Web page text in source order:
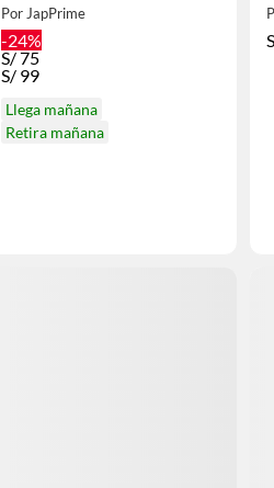
Por JapPrime
-24%
S/75
S/ 99
Llega mañana
Retira mañana